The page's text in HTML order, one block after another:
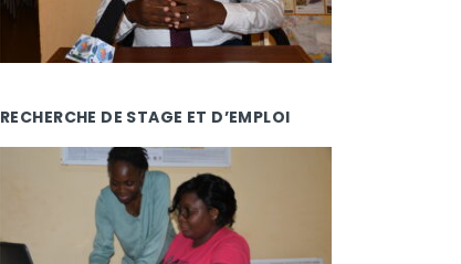
RECHERCHE DE STAGE ET D’EMPLOI